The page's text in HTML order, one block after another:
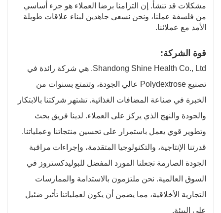
مشكلات قد تنشأ. إن التزامنا برضا العملاء هو جزء أساسي
من فلسفة عملنا، ونحن نسعى جاهدين لبناء علاقات طويلة
الأمد مع عملائنا.
قوة الشركة:
Shandong Shine Health Co., Ltd. هي شركة رائدة في
تصنيع Polydextrose عالي الجودة، وتتمتع بسنوات من
الخبرة في صناعة المضافات الغذائية. تشتهر شركتنا بالابتكار
والجودة والنهج الذي يركز على العملاء. لدينا فريق بحث
وتطوير قوي يعمل باستمرار على تحسين منتجاتنا وعملياتنا.
قدرتنا الإنتاجية، والتكنولوجيا المتقدمة، وإجراءات مراقبة
الجودة الصارمة تجعلنا المورد المفضل للبوليدكستروز في
السوق العالمية. نحن ملتزمون بالاستدامة والممارسات
التجارية الأخلاقية، مما يضمن أن يكون لعملياتنا تأثير ضئيل
على البيئة.